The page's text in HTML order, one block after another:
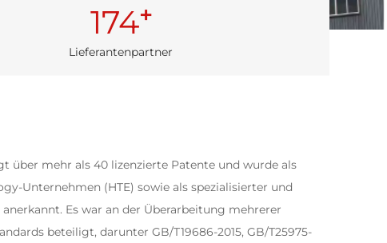
174+
Lieferantenpartner
über mehr als 40 lizenzierte Patente und wurde als
Unternehmen (HTE) sowie als spezialisierter und
Es war an der Überarbeitung mehrerer
beteiligt, darunter GB/T19686-2015, GB/T25975-